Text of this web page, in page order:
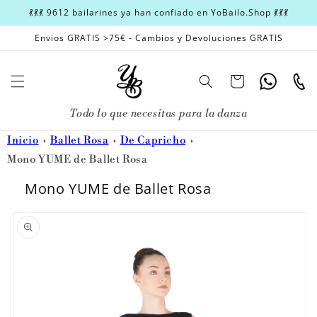
directamente
al contenido
💃💃💃 9612 bailarines ya han confiado en YoBailo.Shop 💃💃💃
Envios GRATIS >75€ - Cambios y Devoluciones GRATIS
CarritoWhatsapp
Todo lo que necesitas para la danza
Inicio Ballet Rosa
De Capricho
Mono YUME de Ballet Rosa
Mono YUME de Ballet Rosa
a la
información